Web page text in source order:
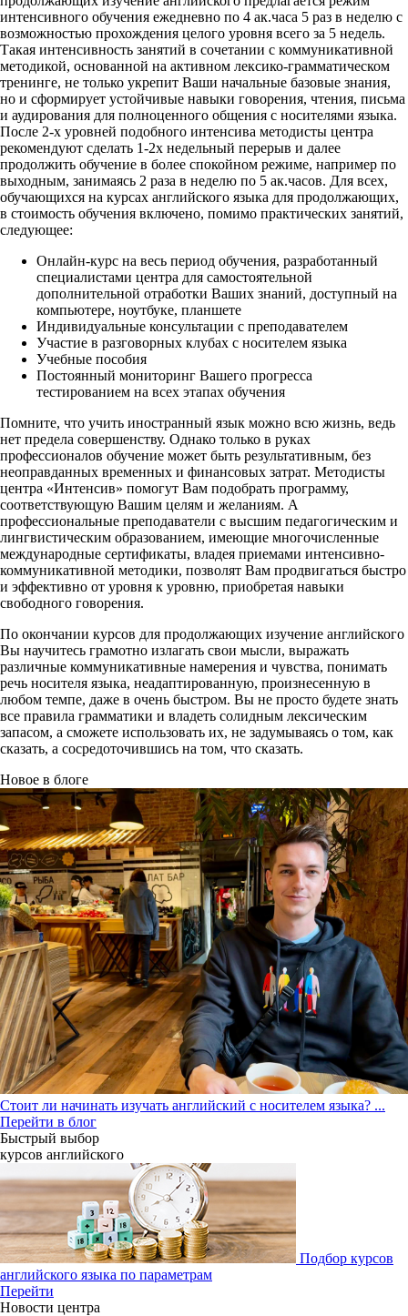
интенсивного обучения ежедневно по 4 ак.часа 5 раз в неделю с
возможностью прохождения целого уровня всего за 5 недель.
Такая интенсивность занятий в сочетании с коммуникативной
методикой, основанной на активном лексико-грамматическом
тренинге, не только укрепит Ваши начальные базовые знания,
но и сформирует устойчивые навыки говорения, чтения, письма
и аудирования для полноценного общения с носителями языка.
После 2-х уровней подобного интенсива методисты центра
рекомендуют сделать 1-2х недельный перерыв и далее
продолжить обучение в более спокойном режиме, например по
выходным, занимаясь 2 раза в неделю по 5 ак.часов. Для всех,
обучающихся на курсах английского языка для продолжающих,
в стоимость обучения включено, помимо практических занятий,
следующее:
Онлайн-курс на весь период обучения, разработанный
специалистами центра для самостоятельной
дополнительной отработки Ваших знаний, доступный на
компьютере, ноутбуке, планшете
Индивидуальные консультации с преподавателем
Участие в разговорных клубах с носителем языка
Учебные пособия
Постоянный мониторинг Вашего прогресса
тестированием на всех этапах обучения
Помните, что учить иностранный язык можно всю жизнь, ведь
нет предела совершенству. Однако только в руках
профессионалов обучение может быть результативным, без
неоправданных временных и финансовых затрат. Методисты
центра «Интенсив» помогут Вам подобрать программу,
соответствующую Вашим целям и желаниям. А
профессиональные преподаватели с высшим педагогическим и
лингвистическим образованием, имеющие многочисленные
международные сертификаты, владея приемами интенсивно-
коммуникативной методики, позволят Вам продвигаться быстро
и эффективно от уровня к уровню, приобретая навыки
свободного говорения.
По окончании курсов для продолжающих изучение английского
Вы научитесь грамотно излагать свои мысли, выражать
различные коммуникативные намерения и чувства, понимать
речь носителя языка, неадаптированную, произнесенную в
любом темпе, даже в очень быстром. Вы не просто будете знать
все правила грамматики и владеть солидным лексическим
запасом, а сможете использовать их, не задумываясь о том, как
сказать, а сосредоточившись на том, что сказать.
Новое в блоге
Стоит ли начинать изучать английский с носителем языка? ...
Перейти в блог
Быстрый выбор
курсов английcкого
Подбор курсов
английского языка по параметрам
Перейти
Новости центра